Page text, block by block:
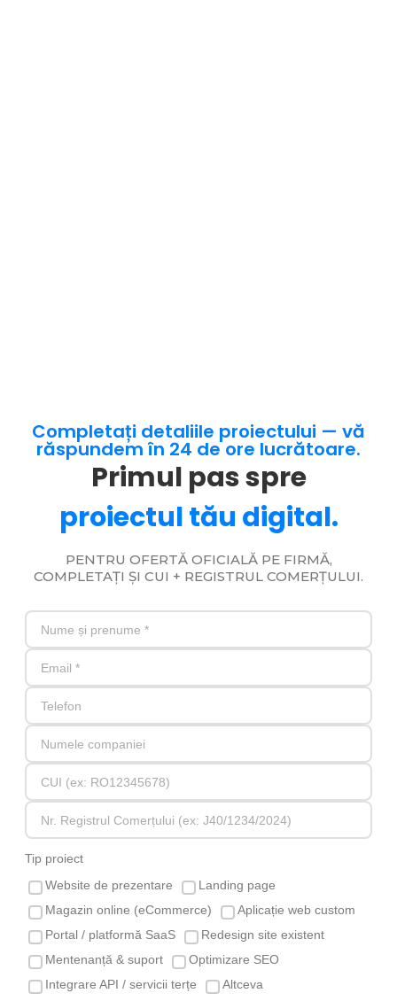
Completați detaliile proiectului — vă
răspundem în 24 de ore lucrătoare.
Primul pas spre
proiectul tău digital.
PENTRU OFERTĂ OFICIALĂ PE FIRMĂ,
COMPLETAȚI ȘI CUI + REGISTRUL COMERȚULUI.
Tip proiect
Website de prezentare
Landing page
Magazin online (eCommerce)
Aplicație web custom
Portal / platformă SaaS
Redesign site existent
Mentenanță & suport
Optimizare SEO
Integrare API / servicii terțe
Altceva